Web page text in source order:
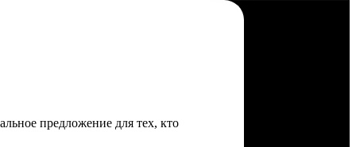
предложение для тех, кто